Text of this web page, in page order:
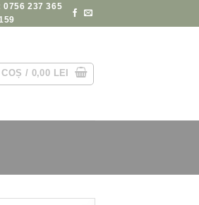
0756 237 365
COȘ / 0,00 LEI